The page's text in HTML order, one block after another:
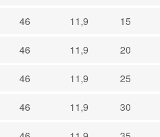
46 11,9 15
46 11,9 20
46 11,9 25
46 11,9 30